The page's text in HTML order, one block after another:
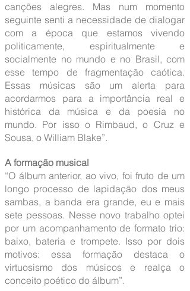
canções alegres. Mas num momento
seguinte senti a necessidade de dialogar
com a época que estamos vivendo
politicamente, espiritualmente e
socialmente no mundo e no Brasil, com
esse tempo de fragmentação caótica.
Essas músicas são um alerta para
acordarmos para a importância real e
histórica da música e da poesia no
mundo. Por isso o Rimbaud, o Cruz e
Sousa, o William Blake”.
A formação musical
“O álbum anterior, ao vivo, foi fruto de um
longo processo de lapidação dos meus
sambas, a banda era grande, eu e mais
sete pessoas. Nesse novo trabalho optei
por um acompanhamento de formato trio:
baixo, bateria e trompete. Isso por dois
motivos: essa formação destaca o
virtuosismo dos músicos e realça o
conceito poético do álbum”.